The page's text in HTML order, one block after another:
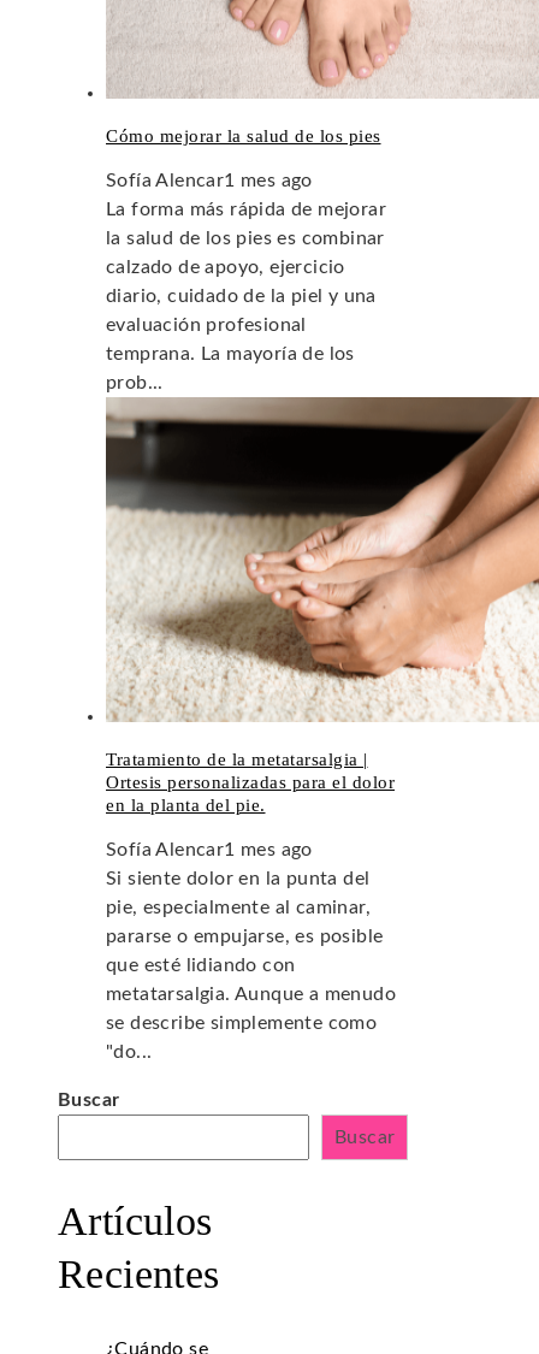
Cómo mejorar la salud de los pies
Sofía Alencar1 mes ago
La forma más rápida de mejorar
la salud de los pies es combinar
calzado de apoyo, ejercicio
diario, cuidado de la piel y una
evaluación profesional
temprana. La mayoría de los
prob...
Tratamiento de la metatarsalgia |
Ortesis personalizadas para el dolor
en la planta del pie.
Sofía Alencar1 mes ago
Si siente dolor en la punta del
pie, especialmente al caminar,
pararse o empujarse, es posible
que esté lidiando con
metatarsalgia. Aunque a menudo
se describe simplemente como
"do...
Buscar
Buscar
Artículos
Recientes
¿Cuándo se